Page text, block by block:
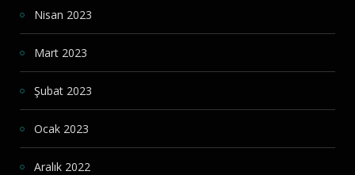
Nisan 2023
Mart 2023
Şubat 2023
Ocak 2023
Aralık 2022